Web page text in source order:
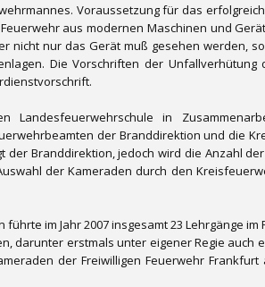
Voraussetzung für das
aus modernen Maschinen und
nicht nur das Gerät muß gesehen werden,
Die Vorschriften der Unfallverhütung
Landesfeuerwehrschule in
der Branddirektion und die
der Branddirektion, jedoch wird die Anzahl
der Kameraden durch den
im Jahr 2007 insgesamt 23 Lehrgänge im
darunter erstmals unter eigener Regie auch
der Freiwilligen Feuerwehr Frankfurt